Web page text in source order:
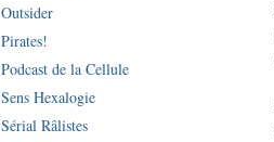
Outsider
Pirates!
Podcast de la Cellule
Sens Hexalogie
Sérial Râlistes